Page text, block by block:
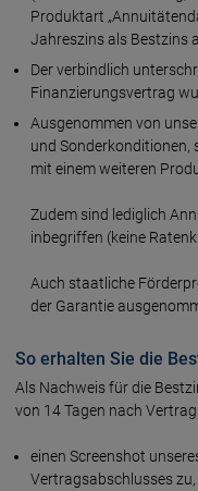
Produktart
Jahreszins als Bestzins
Der verbindlich
Finanzierungsvertrag
Ausgenommen von
und Sonderkonditionen,
mit einem weiteren
Zudem sind lediglich
inbegriffen (keine
Auch staatliche
der Garantie
So erhalten Sie die
Als Nachweis für die
von 14 Tagen nach
einen Screenshot
Vertragsabschlusses